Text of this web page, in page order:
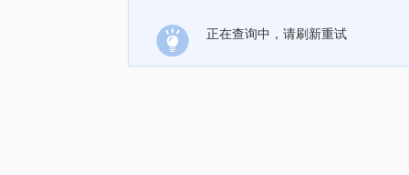
正在查询中，请刷新重试